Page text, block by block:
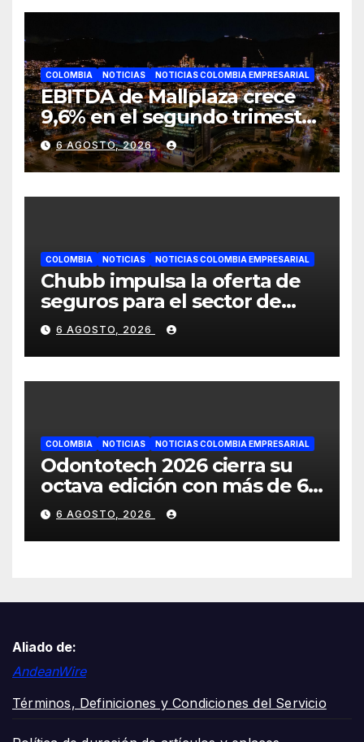
COLOMBIA NOTICIAS NOTICIAS COLOMBIA EMPRESARIAL
EBITDA de Mallplaza crece
9,6% en el segundo trimestre
mientras avanza en su plan
de crecimiento en Colombia
6 AGOSTO, 2026
COLOMBIA NOTICIAS NOTICIAS COLOMBIA EMPRESARIAL
Chubb impulsa la oferta de
seguros para el sector de
energías renovables en
América Latina
6 AGOSTO, 2026
COLOMBIA NOTICIAS NOTICIAS COLOMBIA EMPRESARIAL
Odontotech 2026 cierra su
octava edición con más de 6
mil visitantes
6 AGOSTO, 2026
Aliado de:
AndeanWire
Términos, Definiciones y Condiciones del Servicio